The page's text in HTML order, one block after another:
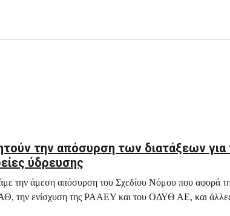
την απόσυρση των διατάξεων για
ύδρευσης
την άμεση απόσυρση του Σχεδίου Νόμου που αφορά
την ενίσχυση της ΡΑΑΕΥ και του ΟΔΥΘ ΑΕ, και